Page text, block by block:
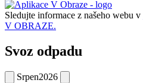
Sledujte informace z našeho webu v
V OBRAZE.
Svoz odpadu
Srpen2026